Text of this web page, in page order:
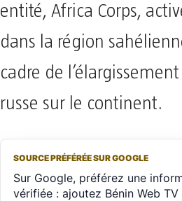
entité, Africa Corps,
dans la région
cadre de
russe sur le continent.
SOURCE PRÉFÉRÉE SUR GOOGLE
Sur Google, préférez une
vérifiée : ajoutez Bénin Web TV